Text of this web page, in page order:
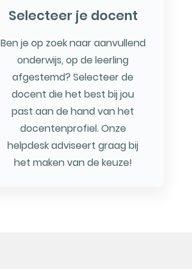
Selecteer je docent
Ben je op zoek naar aanvullend
onderwijs, op de leerling
afgestemd? Selecteer de
docent die het best bij jou
past aan de hand van het
docentenprofiel. Onze
helpdesk adviseert graag bij
het maken van de keuze!